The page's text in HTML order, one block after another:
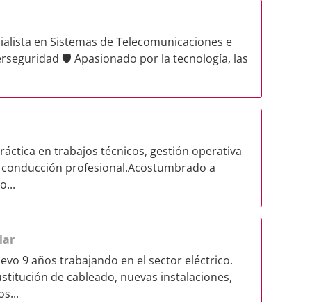
en Sistemas de Telecomunicaciones e
🛡️ Apasionado por la tecnología, las
en trabajos técnicos, gestión operativa
profesional.​ Acostumbrado a
9 años trabajando en el sector eléctrico.
de cableado, nuevas instalaciones,